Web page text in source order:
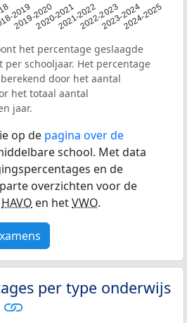
2019
2019-20202020-20212021-20222022-20232023-20242024-2025
het percentage geslaagde
schooljaar. Het percentage
door het aantal
het totaal aantal
jaar.
op de pagina over de
school. Met data
en de
overzichten voor de
HAVO en hetVWO.
per type onderwijs